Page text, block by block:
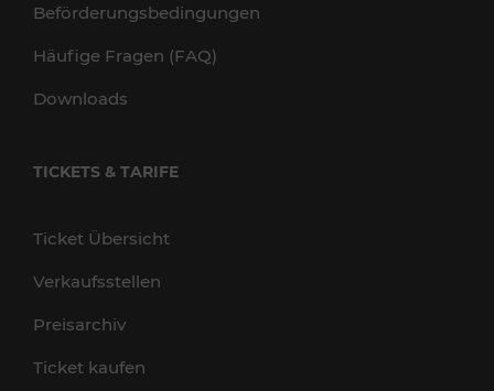
Beförderungsbedingungen
Häufige Fragen (FAQ)
Downloads
TICKETS & TARIFE
Ticket Übersicht
Verkaufsstellen
Preisarchiv
Ticket kaufen